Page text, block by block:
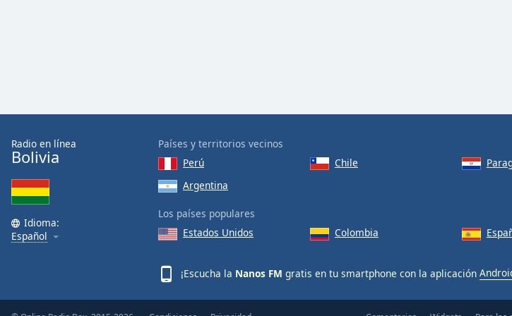
is
modal
window.
Beginning
dialog
window.
and
Radio en línea
Bolivia
Idioma:
Español
Países y territorios vecinos
Perú
Chile
Argentina
Los países populares
Estados Unidos
Colombia
¡Escucha la Nanos FM gratis en tu smartphone con la aplicación